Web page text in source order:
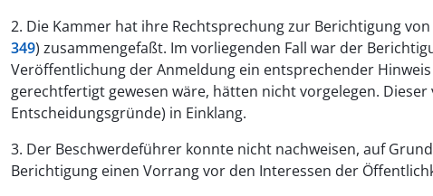
2. Die Kammer hat ihre Rechtsprechung zur Berichtigung
349) zusammengefaßt. Im vorliegenden Fall war der
Veröffentlichung der Anmeldung ein entsprechender
gerechtfertigt gewesen wäre, hätten nicht vorgelegen.
Entscheidungsgründe) in Einklang.
3. Der Beschwerdeführer konnte nicht nachweisen, auf
Berichtigung einen Vorrang vor den Interessen der